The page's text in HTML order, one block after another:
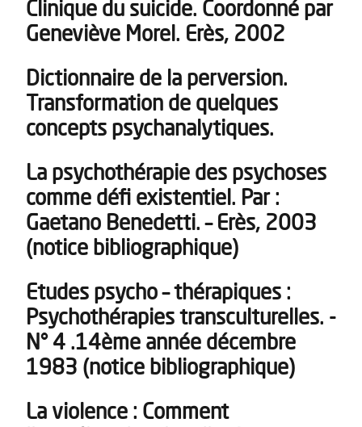
Clinique du suicide. Coordonné par
Geneviève Morel. Erès, 2002
Dictionnaire de la perversion.
Transformation de quelques
concepts psychanalytiques.
La psychothérapie des psychoses
comme défi existentiel. Par :
Gaetano Benedetti. – Erès, 2003
(notice bibliographique)
Etudes psycho – thérapiques :
Psychothérapies transculturelles. -
N° 4 .14ème année décembre
1983 (notice bibliographique)
La violence : Comment